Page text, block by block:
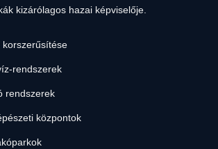
kizárólagos hazai képviselője.
korszerűsítése
rendszerek
rendszerek
központok